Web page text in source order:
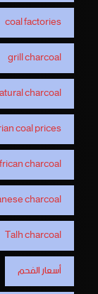
coal factories
grill charcoal
charcoal
coal prices
charcoal
charcoal
Talh charcoal
أسعار الفحم